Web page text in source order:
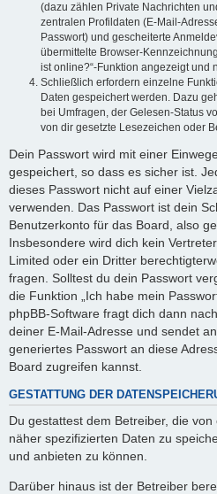
(dazu zählen Private Nachrichten
zentralen Profildaten (E-Mail-
Passwort) und gescheiterte
übermittelte Browser-
ist online?“-Funktion angezeigt und
Schließlich erfordern einzelne
Daten gespeichert werden. Dazu
bei Umfragen, der Gelesen-Status
von dir gesetzte Lesezeichen oder
Dein Passwort wird mit einer
gespeichert, so dass es sicher ist.
dieses Passwort nicht auf einer
verwenden. Das Passwort ist dein
Benutzerkonto für das Board, also
Insbesondere wird dich kein
Limited oder ein Dritter
fragen. Solltest du dein Passwort
die Funktion „Ich habe mein
phpBB-Software fragt dich dann
deiner E-Mail-Adresse und sendet
generiertes Passwort an diese
Board zugreifen kannst.
GESTATTUNG DER
Du gestattest dem Betreiber, die
näher spezifizierten Daten zu
und anbieten zu können.
Darüber hinaus ist der Betreiber